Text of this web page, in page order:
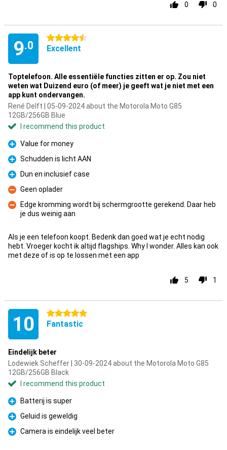
0 0
9.0
4.5 stars
Excellent
Toptelefoon. Alle essentiële functies zitten er op. Zou niet
weten wat Duizend euro (of meer) je geeft wat je niet met een
app kunt ondervangen.
René Delft | 05-09-2024 about the Motorola Moto G85
12GB/256GB Blue
I recommend this product
Pro
Value for money
Pro
Schudden is licht AAN
Pro
Dun en inclusief case
Con
Geen oplader
Con
Edge kromming wordt bij schermgrootte gerekend. Daar heb
je dus weinig aan
Als je een telefoon koopt. Bedenk dan goed wat je echt nodig
hebt. Vroeger kocht ik altijd flagships. Why I wonder. Alles kan ook
met deze of is op te lossen met een app
5 1
10 5 stars
Fantastic
Eindelijk beter
Lodewiek Scheffer | 30-09-2024 about the Motorola Moto G85
12GB/256GB Black
I recommend this product
Pro
Batterij is super
Pro
Geluid is geweldig
Pro
Camera is eindelijk veel beter